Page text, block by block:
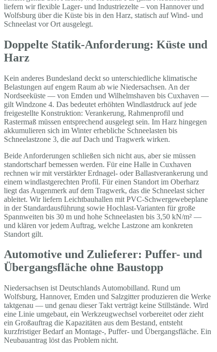
liefern wir flexible Lager- und Industriezelte – von Hannover und
Wolfsburg über die Küste bis in den Harz, statisch auf Wind- und
Schneelast vor Ort ausgelegt.
Doppelte Statik-Anforderung: Küste und
Harz
Kein anderes Bundesland deckt so unterschiedliche klimatische
Belastungen auf engem Raum ab wie Niedersachsen. An der
Nordseeküste — von Emden und Wilhelmshaven bis Cuxhaven —
gilt Windzone 4. Das bedeutet erhöhten Windlastdruck auf jede
freigestellte Konstruktion: Verankerung, Rahmenprofil und
Rastermaß müssen entsprechend ausgelegt sein. Im Harz hingegen
akkumulieren sich im Winter erhebliche Schneelasten bis
Schneelastzone 3, die auf Dach und Tragwerk wirken.
Beide Anforderungen schließen sich nicht aus, aber sie müssen
standortscharf bemessen werden. Für eine Halle in Cuxhaven
rechnen wir mit verstärkter Erdnagel- oder Ballastverankerung und
einem windlastgerechten Profil. Für einen Standort im Oberharz
liegt das Augenmerk auf dem Tragwerk, das die Schneelast sicher
ableitet. Wir liefern Leichtbauhallen mit PVC-Schwergewebeplane
in der Standardausführung sowie Hochlast-Varianten für große
Spannweiten bis 30 m und hohe Schneelasten bis 3,50 kN/m² —
und klären vor jedem Auftrag, welche Lastzone am konkreten
Standort gilt.
Automotive und Zulieferer: Puffer- und
Übergangsfläche ohne Baustopp
Niedersachsen ist Deutschlands Automobilland. Rund um
Wolfsburg, Hannover, Emden und Salzgitter produzieren die Werke
taktgenau — und genau dieser Takt verträgt keine Stillstände. Wird
eine Linie umgebaut, ein Werkzeugwechsel vorbereitet oder zieht
ein Großauftrag die Kapazitäten aus dem Bestand, entsteht
kurzfristiger Bedarf an Montage-, Puffer- und Übergangsfläche. Ein
Neubauantrag löst das Problem nicht.